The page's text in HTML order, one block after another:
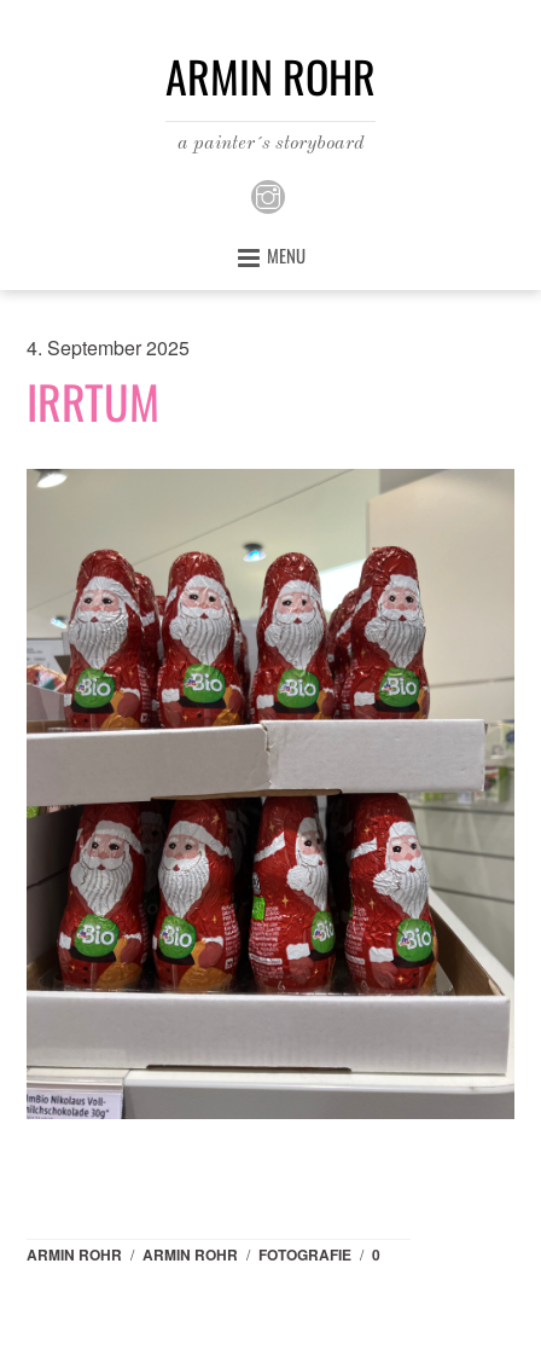
ARMIN ROHR
a painter´s storyboard
MENU
4. September 2025
IRRTUM
ARMIN ROHR / ARMIN ROHR / FOTOGRAFIE / 0